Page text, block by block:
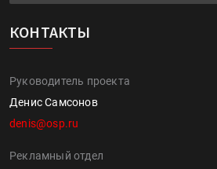
КОНТАКТЫ
Руководитель проекта
Денис Самсонов
denis@osp.ru
Рекламный отдел